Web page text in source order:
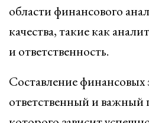
области финансового
качества, такие как
и ответственность.
Составление финансовых
ответственный и важный